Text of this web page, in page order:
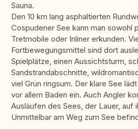
Sauna.
Den 10 km lang asphaltierten
Cospudener See kann man sowohl
Tretmobile oder Inliner erkunden.
Fortbewegungsmittel sind dort
Spielplätze, einen Aussichtsturm,
Sandstrandabschnitte,
viel Grün ringsum. Der klare See
vor allem Baden ein. Auch Angler
Ausläufen des Sees, der Lauer, auf
Unmittelbar am Weg zum See